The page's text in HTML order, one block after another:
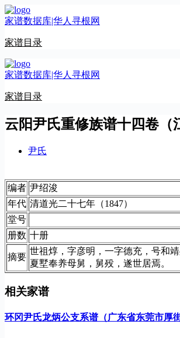
跳
至
容
家谱数据库|华人寻根网
家谱目录
家谱数据库|华人寻根网
家谱目录
云阳尹氏重修族谱十四卷（
尹氏
编者 尹绍浚
年代 清道光二十七年（1847）
堂号
册数 十册
摘要
世祖焞，字彦明，一字德充，号和
夏墅奉养母舅，舅殁，遂世居焉。
相关家谱
环冈尹氏龙炳公支系谱（广东省东莞市厚